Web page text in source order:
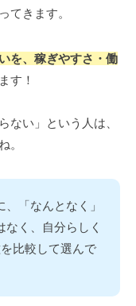
てきます。
を、稼ぎやすさ・働
す！
ない」という人は、
。
「なんとなく」
く、自分らしく
比較して選んで